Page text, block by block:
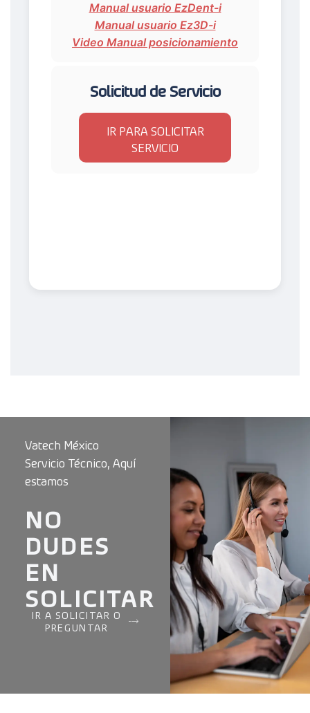
Manual usuario EzDent-i
Manual usuario Ez3D-i
Video Manual posicionamiento
Solicitud de Servicio
IR PARA SOLICITAR
SERVICIO
Vatech México
Servicio Técnico, Aquí
estamos
NO
DUDES
EN
SOLICITAR
IR A SOLICITAR O
PREGUNTAR